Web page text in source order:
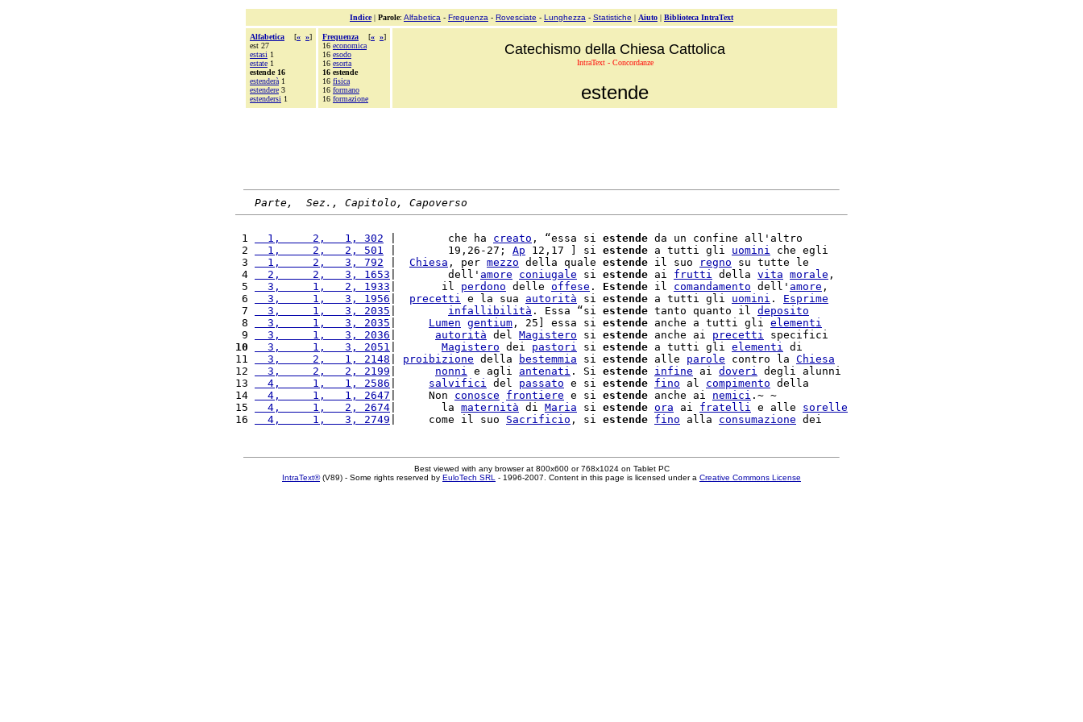
Indice| Parole: Alfabetica - Frequenza - Rovesciate - Lunghezza - Statistiche | Aiuto | Biblioteca IntraText
Alfabetica [« »]
est 27
estasi 1
estate 1
estende 16
estenderà 1
estendere 3
estendersi 1
Frequenza [« »]
16 economica
16 esodo
16 esorta
16 estende
16 fisica
16 formano
16 formazione
Catechismo della Chiesa Cattolica
IntraText - Concordanze
estende
Parte,  Sez., Capitolo, Capoverso
1
  1,     2,   1, 302
|        che ha creato , “essa si estende da un confine all'altro
2
  1,     2,   2, 501
|        19,26-27; Ap 12,17 ] si estende a tutti gli uomini che egli
3
  1,     2,   3, 792
Chiesa , per mezzo della quale estende il suo regno su tutte le
4
  2,     2,   3, 1653
|        dell' amore coniugale si estende ai frutti della vita morale ,
5
  3,     1,   2, 1933
|       il perdono delle offese . Estende il comandamento dell' amore ,
6
  3,     1,   3, 1956
precetti e la sua autorità si estende a tutti gli uomini . Esprime
7
  3,     1,   3, 2035
infallibilità . Essa “si estende tanto quanto il deposito
8
  3,     1,   3, 2035
Lumen gentium , 25] essa si estende anche a tutti gli elementi
9
  3,     1,   3, 2036
autorità del Magistero si estende anche ai precetti
10
  3,     1,   3, 2051
Magistero dei pastori si estende a tutti gli elementi di
11
  3,     2,   1, 2148
proibizione della bestemmia si estende alle parole contro la Chiesa
12
  3,     2,   2, 2199
nonni e agli antenati . Si estende infine ai doveri degli alunni
13
  4,     1,   1, 2586
salvifici del passato e si estende fino al compimento della
14
  4,     1,   1, 2647
|     Non conosce frontiere e si estende anche ai nemici .~ ~
15
  4,     1,   2, 2674
|       la maternità di Maria si estende ora ai fratelli e alle sorelle
16
  4,     1,   3, 2749
|     come il suo Sacrificio , si estende fino alla consumazione
Best viewed with any browser at 800x600 or 768x1024 on Tablet PC
IntraText®(V89) - Some rights reserved by EuloTech SRL - 1996-2007. Content in this page is licensed under a Creative Commons License